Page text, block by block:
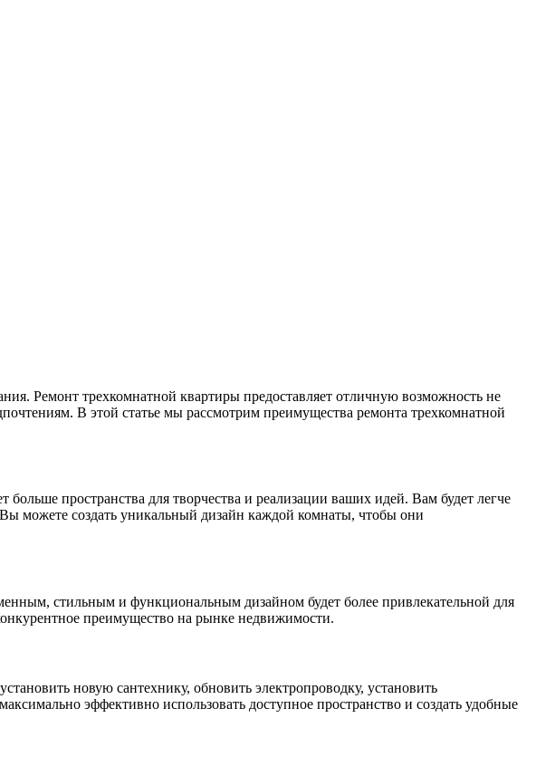
Ремонт трехкомнатной квартиры предоставляет отличную возможность не
В этой статье мы рассмотрим преимущества ремонта трехкомнатной
больше пространства для творчества и реализации ваших идей. Вам будет легче
можете создать уникальный дизайн каждой комнаты, чтобы они
стильным и функциональным дизайном будет более привлекательной для
преимущество на рынке недвижимости.
новую сантехнику, обновить электропроводку, установить
эффективно использовать доступное пространство и создать удобные